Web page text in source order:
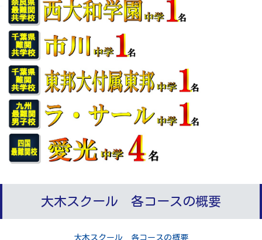
大木スクール 各コースの概要
大木スクール 各コースの概要